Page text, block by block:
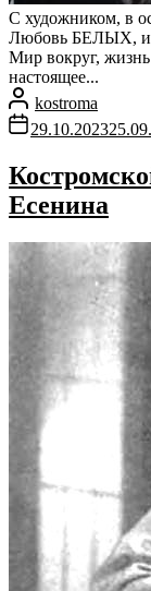
С художником, в
Любовь БЕЛЫХ,
Мир вокруг,
настоящее...
kostroma
29.10.2023
Есенина